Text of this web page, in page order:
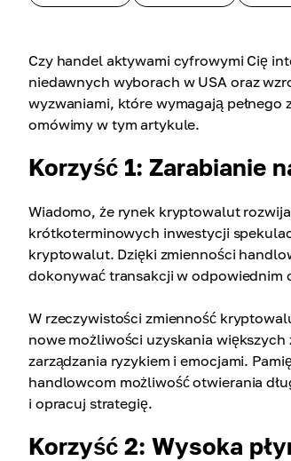
Czy handel aktywami cyfrowymi Cię
niedawnych wyborach w USA oraz
wyzwaniami, które wymagają
omówimy w tym artykule.
Korzyść 1: Zarabianie
Wiadomo, że rynek kryptowalut
krótkoterminowych inwestycji
kryptowalut. Dzięki zmienności
dokonywać transakcji w odpowiednim
W rzeczywistości zmienność
nowe możliwości uzyskania
zarządzania ryzykiem i emocjami.
handlowcom możliwość otwierania
i opracuj strategię.
Korzyść 2: Wysoka